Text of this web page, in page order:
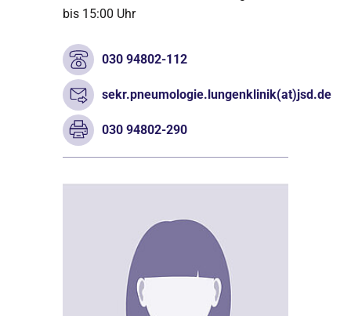
bis 15:00 Uhr
030 94802-112
sekr.pneumologie.lungenklinik(at)jsd.de
030 94802-290